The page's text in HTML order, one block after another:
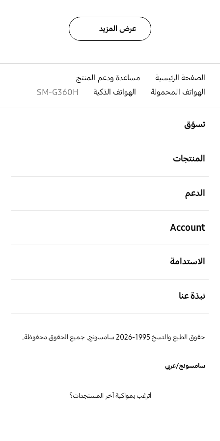
عرض المزيد
الصفحة الرئيسية
مساعدة ودعم المنتج
الهواتف المحمولة
الهواتف الذكية SM-G360H
تسوّق
المنتجات
الدعم
Account
الاستدامة
نبذة عنا
حقوق الطبع والنسخ 1995-2026 سامسونج. جميع الحقوق محفوظة.
سامسونج/عربي
أترغب بمواكبة آخر المستجدات؟